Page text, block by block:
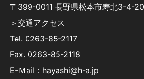
〒399-0011 長野県松本市寿北3-4-20
＞交通アクセス
Tel. 0263-85-2117
Fax. 0263-85-2118
E-Ｍail：hayashi@h-a.jp